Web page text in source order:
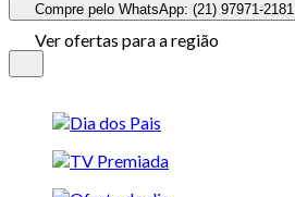
Compre pelo WhatsApp: (21) 97971-2181
Ver ofertas para a região